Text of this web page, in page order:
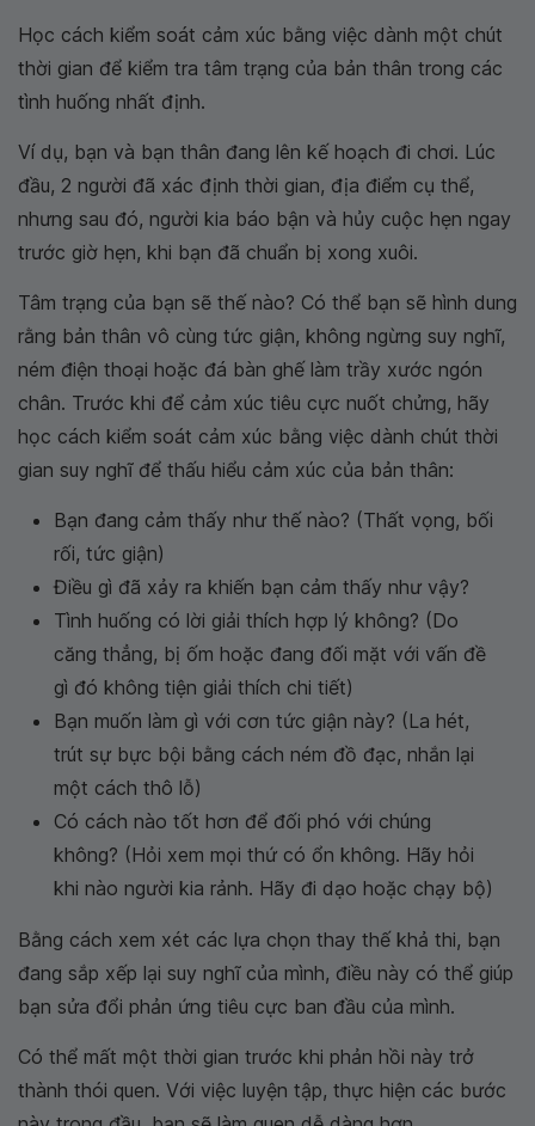
Học cách kiểm soát cảm xúc bằng việc dành một chút
thời gian để kiểm tra tâm trạng của bản thân trong các
tình huống nhất định.
Ví dụ, bạn và bạn thân đang lên kế hoạch đi chơi. Lúc
đầu, 2 người đã xác định thời gian, địa điểm cụ thể,
nhưng sau đó, người kia báo bận và hủy cuộc hẹn ngay
trước giờ hẹn, khi bạn đã chuẩn bị xong xuôi.
Tâm trạng của bạn sẽ thế nào? Có thể bạn sẽ hình dung
rằng bản thân vô cùng tức giận, không ngừng suy nghĩ,
ném điện thoại hoặc đá bàn ghế làm trầy xước ngón
chân. Trước khi để cảm xúc tiêu cực nuốt chửng, hãy
học cách kiểm soát cảm xúc bằng việc dành chút thời
gian suy nghĩ để thấu hiểu cảm xúc của bản thân:
Bạn đang cảm thấy như thế nào? (Thất vọng, bối
rối, tức giận)
Điều gì đã xảy ra khiến bạn cảm thấy như vậy?
Tình huống có lời giải thích hợp lý không? (Do
căng thẳng, bị ốm hoặc đang đối mặt với vấn đề
gì đó không tiện giải thích chi tiết)
Bạn muốn làm gì với cơn tức giận này? (La hét,
trút sự bực bội bằng cách ném đồ đạc, nhắn lại
một cách thô lỗ)
Có cách nào tốt hơn để đối phó với chúng
không? (Hỏi xem mọi thứ có ổn không. Hãy hỏi
khi nào người kia rảnh. Hãy đi dạo hoặc chạy bộ)
Bằng cách xem xét các lựa chọn thay thế khả thi, bạn
đang sắp xếp lại suy nghĩ của mình, điều này có thể giúp
bạn sửa đổi phản ứng tiêu cực ban đầu của mình.
Có thể mất một thời gian trước khi phản hồi này trở
thành thói quen. Với việc luyện tập, thực hiện các bước